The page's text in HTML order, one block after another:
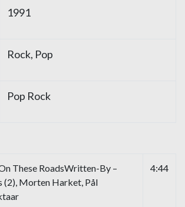
1991
Rock, Pop
Pop Rock
These RoadsWritten-By –
(2), Morten Harket, Pål
4:44